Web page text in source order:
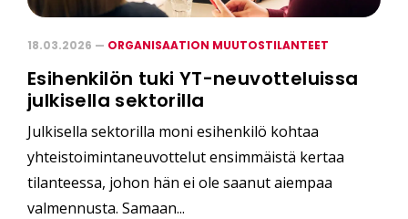
18.03.2026 — ORGANISAATION MUUTOSTILANTEET
Esihenkilön tuki YT-neuvotteluissa
julkisella sektorilla
Julkisella sektorilla moni esihenkilö kohtaa
yhteistoimintaneuvottelut ensimmäistä kertaa
tilanteessa, johon hän ei ole saanut aiempaa
valmennusta. Samaan...